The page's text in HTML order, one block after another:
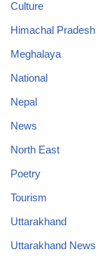
Culture
Himachal Pradesh
Meghalaya
National
Nepal
News
North East
Poetry
Tourism
Uttarakhand
Uttarakhand News